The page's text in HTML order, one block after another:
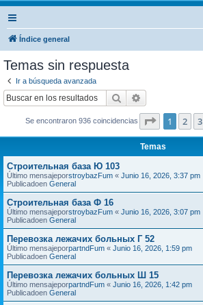
Índice general
Temas sin respuesta
Ir a búsqueda avanzada
Buscar
Se encontraron 936 coincidencias Página de
1 2 3
Temas
Строительная база Ю 103
Último mensajeporstroybazFum « Junio 16, 2026, 3:37 pm
Publicadoen General
Строительная база Ф 16
Último mensajeporstroybazFum « Junio 16, 2026, 3:07 pm
Publicadoen General
Перевозка лежачих больных Г 52
Último mensajeporpartndFum « Junio 16, 2026, 1:59 pm
Publicadoen General
Перевозка лежачих больных Ш 15
Último mensajeporpartndFum « Junio 16, 2026, 1:42 pm
Publicadoen General